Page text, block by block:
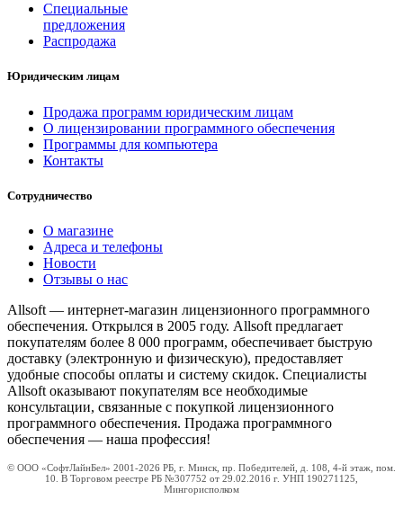
Специальные
предложения
Распродажа
Юридическим лицам
Продажа программ юридическим лицам
О лицензировании программного обеспечения
Программы для компьютера
Контакты
Сотрудничество
О магазине
Адреса и телефоны
Новости
Отзывы о нас
Allsoft — интернет-магазин лицензионного программного
обеспечения. Открылся в 2005 году. Allsoft предлагает
покупателям более 8 000 программ, обеспечивает быструю
доставку (электронную и физическую), предоставляет
удобные способы оплаты и систему скидок. Специалисты
Allsoft оказывают покупателям все необходимые
консультации, связанные с покупкой лицензионного
программного обеспечения. Продажа программного
обеспечения — наша профессия!
© ООО «СофтЛайнБел» 2001-2026 РБ, г. Минск, пр. Победителей, д. 108, 4-й этаж, пом.
10. В Торговом реестре РБ №307752 от 29.02.2016 г. УНП 190271125,
Мингорисполком